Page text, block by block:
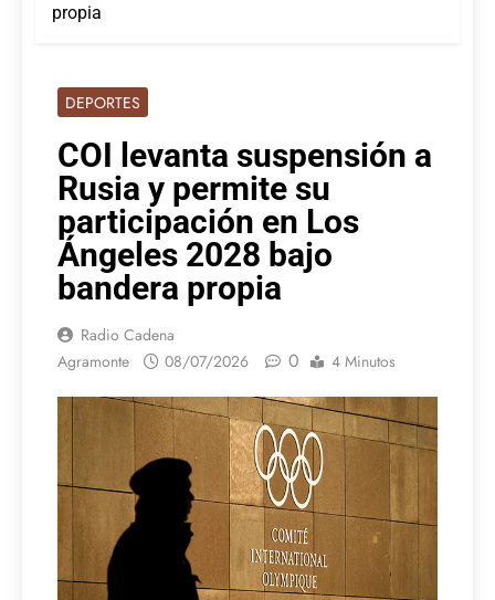
propia
DEPORTES
COI levanta suspensión a
Rusia y permite su
participación en Los
Ángeles 2028 bajo
bandera propia
Radio Cadena
Agramonte
08/07/2026 0 4 Minutos